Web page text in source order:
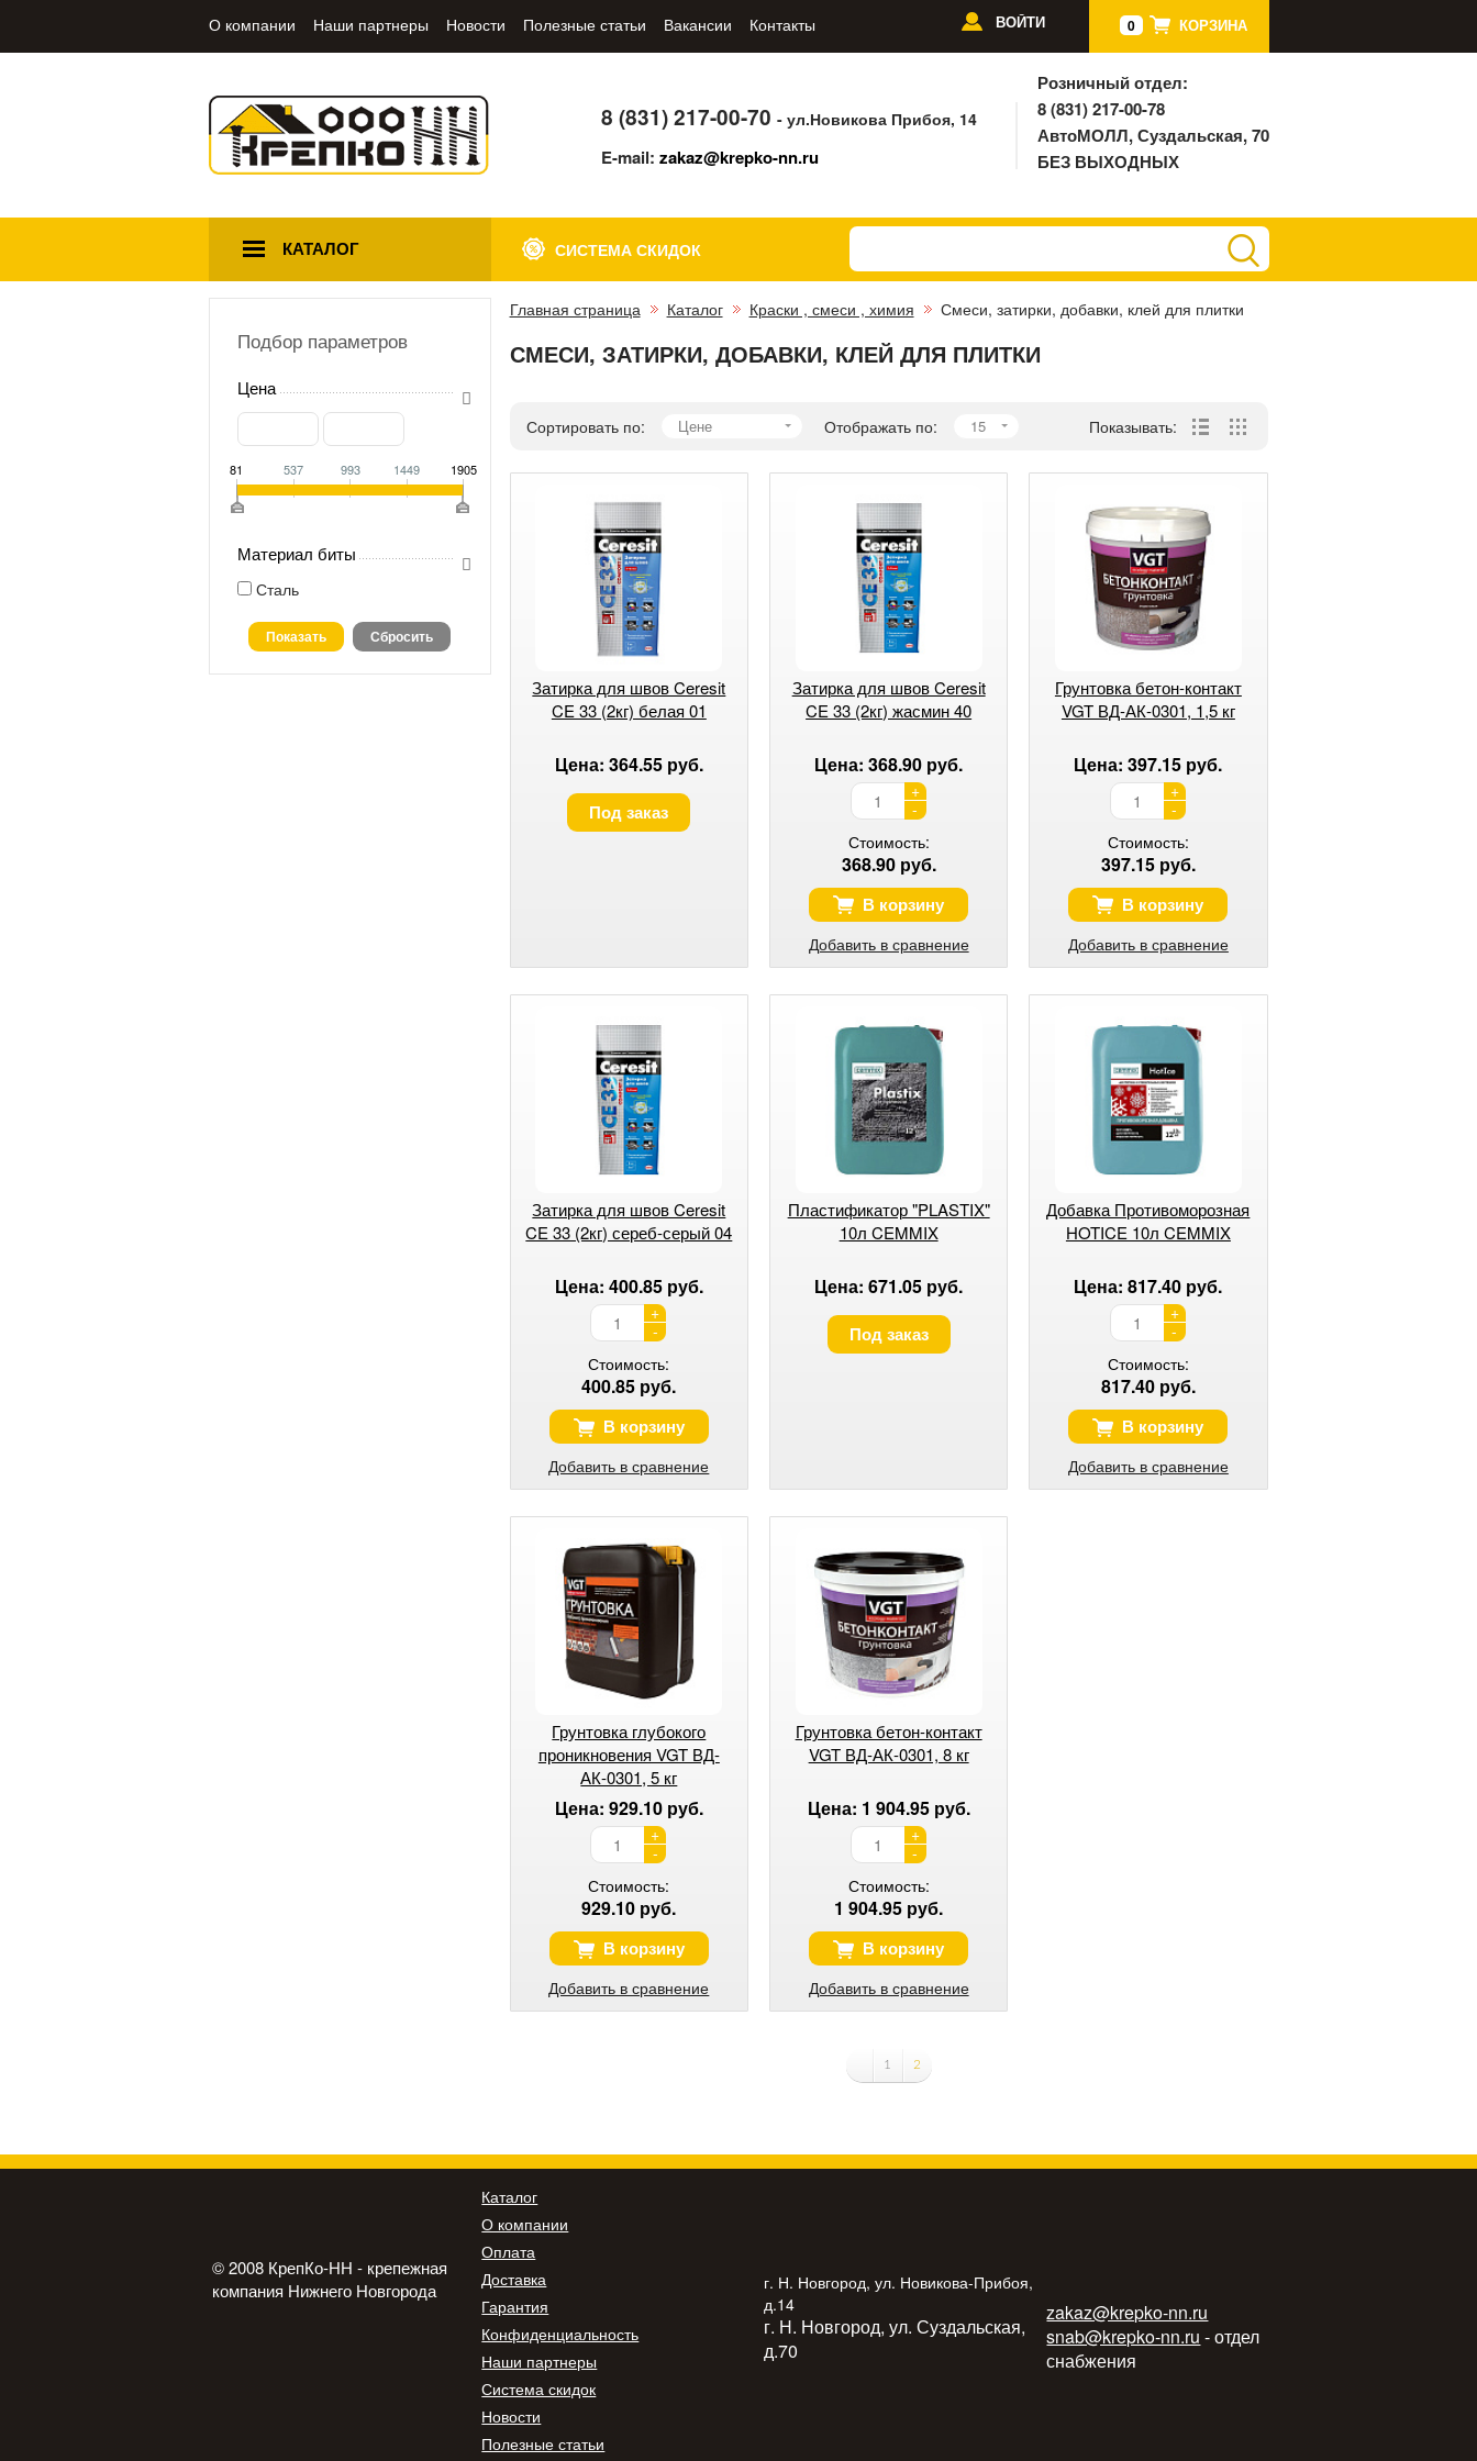
О компании Наши партнеры Новости Полезные статьи Вакансии Контакты 0 КОРЗИНА
ВОЙТИ
8 (831) 217-00-70- ул.Новикова Прибоя, 14
E-mail:zakaz@krepko-nn.ru
Розничный отдел:
8 (831) 217-00-78
АвтоМОЛЛ, Суздальская, 70
БЕЗ ВЫХОДНЫХ
КАТАЛОГ СИСТЕМА СКИДОК
Подбор параметров
Цена
81 537 993 1449 1905
Материал биты
Сталь
Главная страница Каталог Краски , смеси , химия Смеси, затирки, добавки, клей для плитки
СМЕСИ, ЗАТИРКИ, ДОБАВКИ, КЛЕЙ ДЛЯ ПЛИТКИ
Сортировать по: Цене Отображать по: 15 Показывать:
Затирка для швов Ceresit
CE 33 (2кг) белая 01
Цена: 364.55 руб.
Под заказ
Затирка для швов Ceresit
CE 33 (2кг) жасмин 40
Цена: 368.90 руб.
+
-
Стоимость:
368.90 руб.
В корзину
Добавить в сравнение
Грунтовка бетон-контакт
VGT ВД-АК-0301, 1,5 кг
Цена: 397.15 руб.
+
-
Стоимость:
397.15 руб.
В корзину
Добавить в сравнение
Затирка для швов Ceresit
CE 33 (2кг) сереб-серый 04
Цена: 400.85 руб.
+
-
Стоимость:
400.85 руб.
В корзину
Добавить в сравнение
Пластификатор "PLASTIX"
10л CEMMIX
Цена: 671.05 руб.
Под заказ
Добавка Противоморозная
HOTICE 10л CEMMIX
Цена: 817.40 руб.
+
-
Стоимость:
817.40 руб.
В корзину
Добавить в сравнение
Грунтовка глубокого
проникновения VGT ВД-
АК-0301, 5 кг
Цена: 929.10 руб.
+
-
Стоимость:
929.10 руб.
В корзину
Добавить в сравнение
Грунтовка бетон-контакт
VGT ВД-АК-0301, 8 кг
Цена: 1 904.95 руб.
+
-
Стоимость:
1 904.95 руб.
В корзину
Добавить в сравнение
1 2
© 2008 КрепКо-НН - крепежная
компания Нижнего Новгорода
Каталог
О компании
Оплата
Доставка
Гарантия
Конфиденциальность
Наши партнеры
Система скидок
Новости
Полезные статьи
г. Н. Новгород, ул. Новикова-Прибоя,
д.14
г. Н. Новгород, ул. Суздальская,
д.70
zakaz@krepko-nn.ru
snab@krepko-nn.ru - отдел
снабжения